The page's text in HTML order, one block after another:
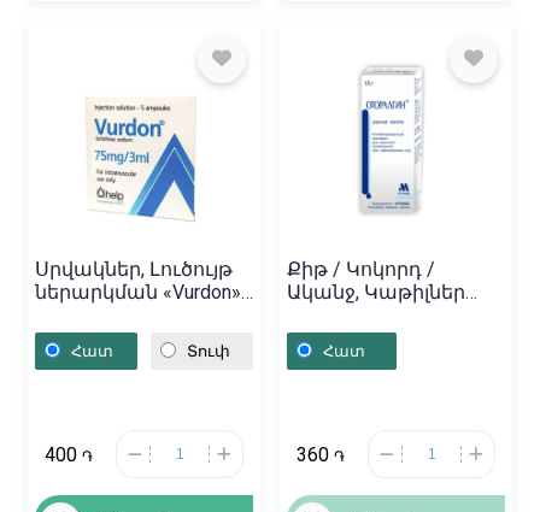
Սրվակներ, Լուծույթ
ներարկման «Vurdon»
Հատ Տուփ
400 ֏
Քիթ / Կոկորդ /
Ականջ, Կաթիլներ
«Օտորալգին» 5գ,
Հայաստան
Հատ
360 ֏